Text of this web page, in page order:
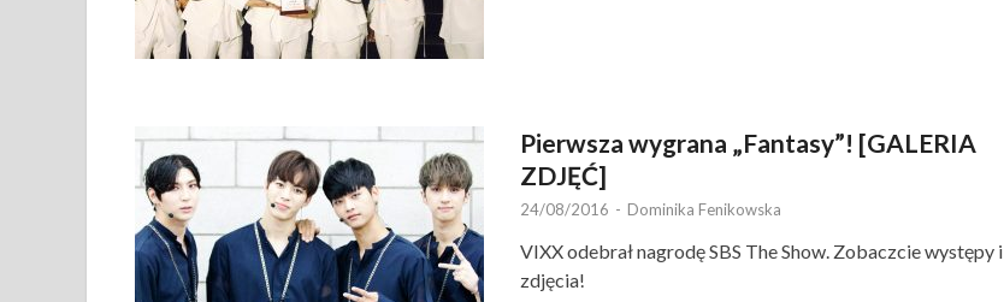
Pierwsza wygrana „Fantasy”! [GALERIA
ZDJĘĆ]
24/08/2016 - Dominika Fenikowska
VIXX odebrał nagrodę SBS The Show. Zobaczcie występy i
zdjęcia!